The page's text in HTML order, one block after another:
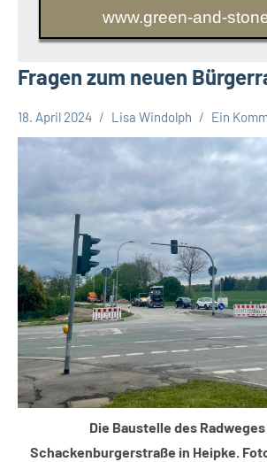
www.green-and-
Fragen zum neuen
18. April 2024 Lisa Windolph Ein
Die Baustelle des
Schackenburgerstraße in Heipke.